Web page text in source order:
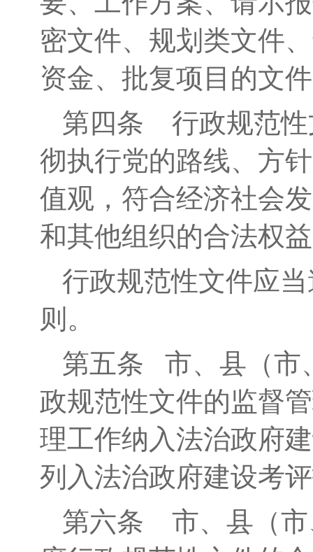
密文件、规划类文件
资金、批复项目的文
第四条
行政规范
彻执行党的路线、方
值观， 符合经济社会
和其他组织的合法权
行政规范性文件应
则。
第五条
市、县（市
政规范性文件的监督
理工作纳入法治政府
列入法治政府建设考
第六条 市、县（